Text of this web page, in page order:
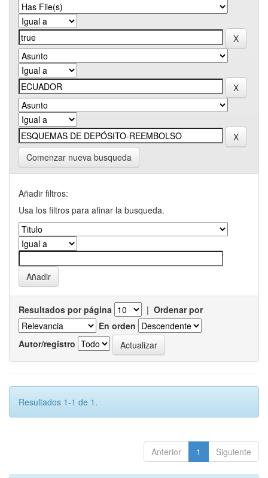
Comenzar nueva busqueda
Añadir filtros:
Usa los filtros para afinar la busqueda.
Resultados por página | Ordenar por
En orden
Autor/registro
Resultados 1-1 de 1.
Anterior 1 Siguiente